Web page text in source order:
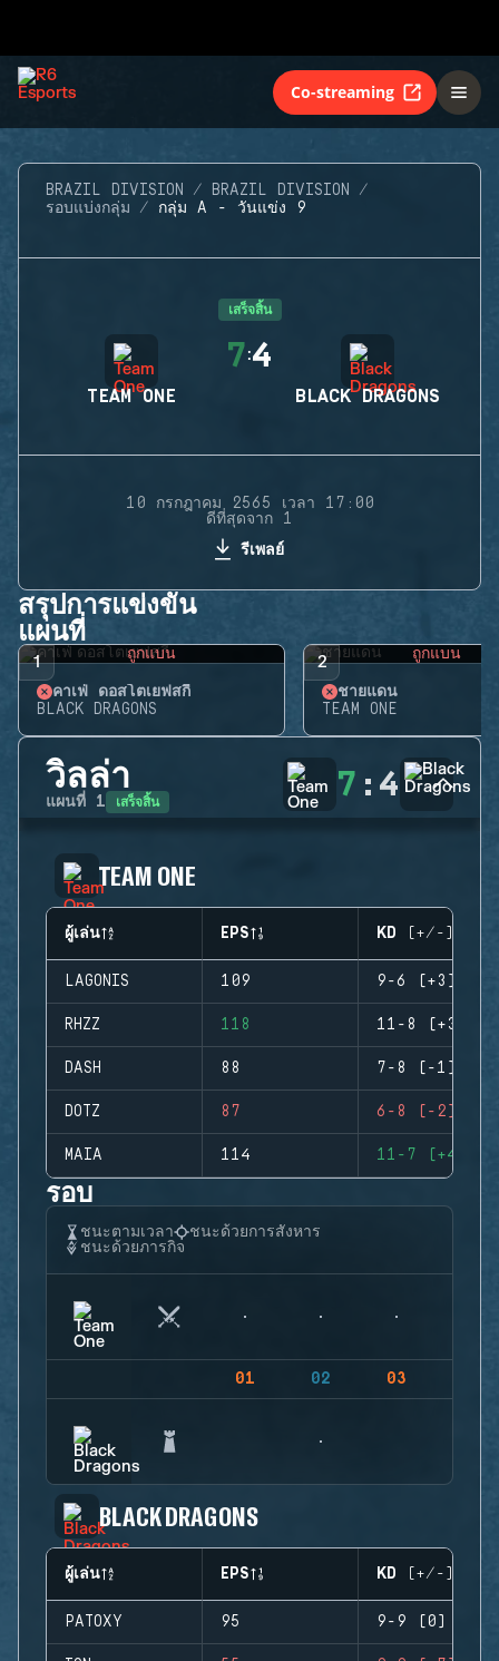
Co-streaming
BRAZIL DIVISION
BRAZIL DIVISION
รอบแบ่งกลุ่ม
กลุ่ม A - วันแข่ง 9
เสร็จสิ้น
TEAM ONE
7:4
BLACK DRAGONS
10 กรกฎาคม 2565 เวลา 17:00
ดีที่สุดจาก 1
รีเพลย์
สรุปการแข่งขัน
แผนที่
1 ถูกแบน
คาเฟ่ ดอสโตเยฟสกี้
BLACK DRAGONS
2 ถูกแบน
ชายแดน
TEAM ONE
วิลล่า
แผนที่ 1 เสร็จสิ้น 7 : 4
TEAM ONE
ผู้เล่น EPS KD (+/-)
LAGONIS 109 9-6 (+3)
RHZZ 118 11-8 (+3)
DASH 88 7-8 (-1)
DOTZ 87 6-8 (-2)
MAIA 114 11-7 (+4)
รอบ
ชนะตามเวลา
ชนะด้วยการสังหาร
ชนะด้วยภารกิจ
01 02 03
BLACK DRAGONS
ผู้เล่น EPS KD (+/-)
PATOXY 95 9-9 (0)